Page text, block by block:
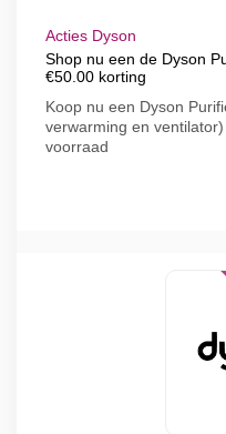
Acties Dyson
Shop nu een de Dyson
€50.00 korting
Koop nu een Dyson
verwarming en
voorraad